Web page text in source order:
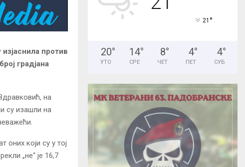
против
градјана
на
су изашли на
који су у тој
„не“ је 16,7
21 °
20°
УТО
14°
СРЕ
8°
ЧЕТ
4°
ПЕТ
4°
СУБ